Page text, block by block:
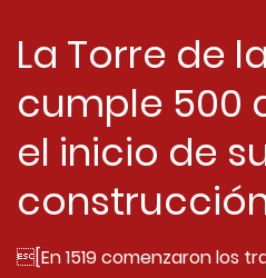
La Torre de
cumple 500
el inicio de
[En 1519 comenzaron los